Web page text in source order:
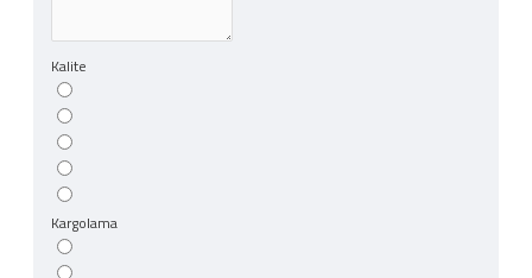
Kalite
Kargolama